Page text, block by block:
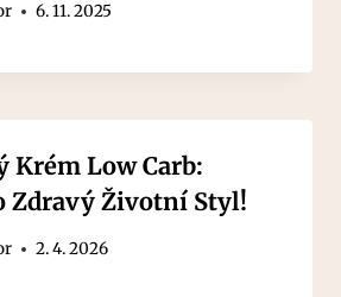
6. 11. 2025
Krém Low Carb:
Zdravý Životní Styl!
2. 4. 2026